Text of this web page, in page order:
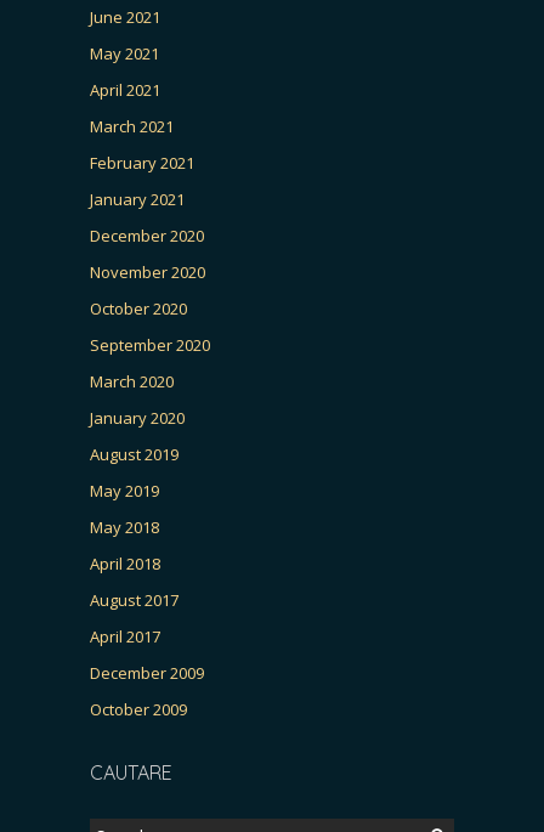
June 2021
May 2021
April 2021
March 2021
February 2021
January 2021
December 2020
November 2020
October 2020
September 2020
March 2020
January 2020
August 2019
May 2019
May 2018
April 2018
August 2017
April 2017
December 2009
October 2009
CAUTARE